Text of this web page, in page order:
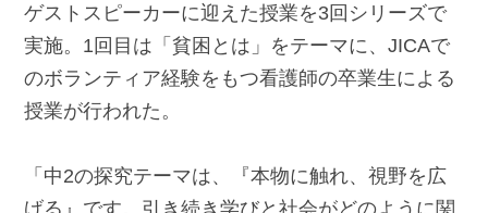
ゲストスピーカーに迎えた授業を3回シリーズで
実施。1回目は「貧困とは」をテーマに、JICAで
のボランティア経験をもつ看護師の卒業生による
授業が行われた。
「中2の探究テーマは、『本物に触れ、視野を広
げる』です。引き続き学びと社会がどのように関